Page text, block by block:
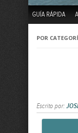
GUÍA RÁPIDA
POR
Escrito por: